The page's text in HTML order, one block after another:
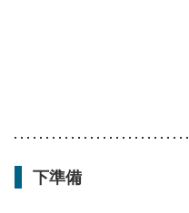
下準備